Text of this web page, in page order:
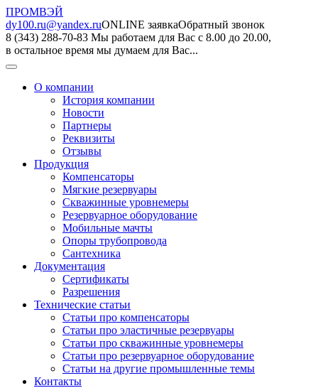
ПРОМВЭЙ
dy100.ru@yandex.ruONLINE заявкаОбратный звонок
8 (343) 288-70-83 Мы работаем для Вас с 8.00 до 20.00,
в остальное время мы думаем для Вас...
О компании
История компании
Новости
Партнеры
Реквизиты
Отзывы
Продукция
Компенсаторы
Мягкие резервуары
Скважинные уровнемеры
Резервуарное оборудование
Мобильные мачты
Опоры трубопровода
Сантехника
Документация
Сертификаты
Разрешения
Технические статьи
Статьи про компенсаторы
Статьи про эластичные резервуары
Статьи про скважинные уровнемеры
Статьи про резервуарное оборудование
Статьи на другие промышленные темы
Контакты